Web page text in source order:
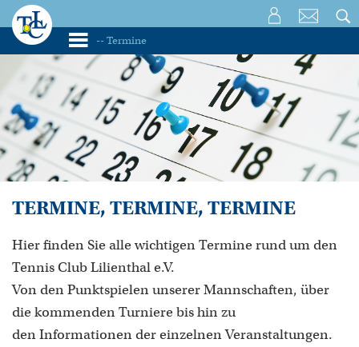
TERMINE, TERMINE, TERMINE
Hier finden Sie alle wichtigen Termine rund um den
Tennis Club Lilienthal e.V.
Von den Punktspielen unserer Mannschaften, über
die kommenden Turniere bis hin zu
den Informationen der einzelnen Veranstaltungen.